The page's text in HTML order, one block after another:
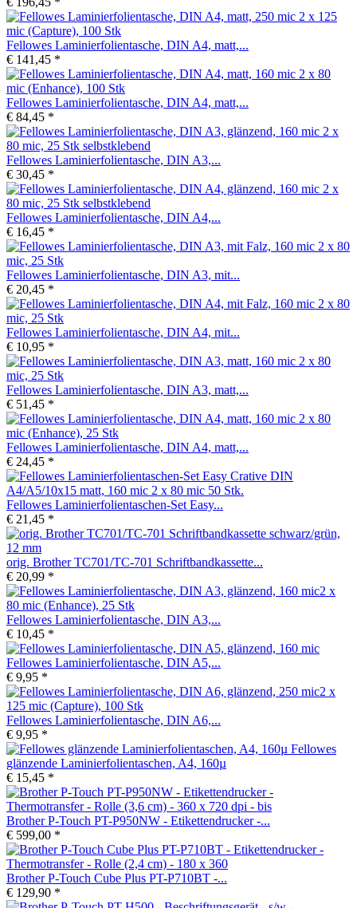
Fellowes Laminierfolientasche, DIN A4, matt,...
€ 141,45 *
Fellowes Laminierfolientasche, DIN A4, matt,...
€ 84,45 *
Fellowes Laminierfolientasche, DIN A3,...
€ 30,45 *
Fellowes Laminierfolientasche, DIN A4,...
€ 16,45 *
Fellowes Laminierfolientasche, DIN A3, mit...
€ 20,45 *
Fellowes Laminierfolientasche, DIN A4, mit...
€ 10,95 *
Fellowes Laminierfolientasche, DIN A3, matt,...
€ 51,45 *
Fellowes Laminierfolientasche, DIN A4, matt,...
€ 24,45 *
Fellowes Laminierfolientaschen-Set Easy...
€ 21,45 *
orig. Brother TC701/TC-701 Schriftbandkassette...
€ 20,99 *
Fellowes Laminierfolientasche, DIN A3,...
€ 10,45 *
Fellowes Laminierfolientasche, DIN A5,...
€ 9,95 *
Fellowes Laminierfolientasche, DIN A6,...
€ 9,95 *
Fellowes
glänzende Laminierfolientaschen, A4, 160µ
€ 15,45 *
Brother P-Touch PT-P950NW - Etikettendrucker -...
€ 599,00 *
Brother P-Touch Cube Plus PT-P710BT -...
€ 129,90 *